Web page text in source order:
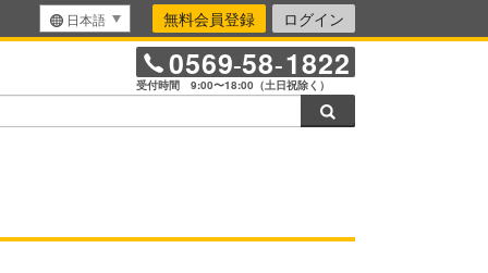
日本語 無料会員登録 ログイン
0569-58-1822
受付時間 9:00〜18:00（土日祝除く）